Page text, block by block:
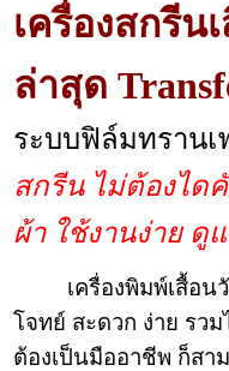
เครื่องสกรีน
ล่าสุด
ระบบฟิล์มทรานเ
สกรีน ไม่ต้องได
ผ้า ใช้งานง่าย ดู
เครื่องพิมพ์เสื้อนวั
โจทย์ สะดวก ง่าย รว
ต้องเป็นมืออาชีพ ก็สา